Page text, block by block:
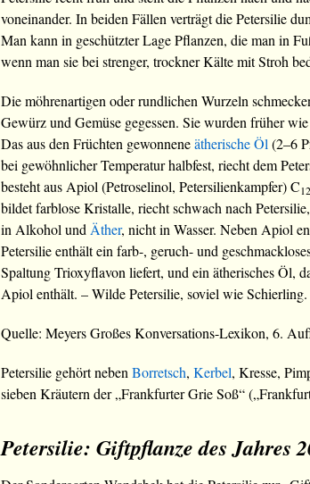
voneinander. In beiden Fällen verträgt die Petersilie
Man kann in geschützter Lage Pflanzen, die man in
wenn man sie bei strenger, trockner Kälte mit Stroh
Die möhrenartigen oder rundlichen Wurzeln
Gewürz und Gemüse gegessen. Sie wurden früher
Das aus den Früchten gewonneneätherische Öl (2–6
bei gewöhnlicher Temperatur halbfest, riecht dem
besteht aus Apiol (Petroselinol, Petersilienkampfer) C12
bildet farblose Kristalle, riecht schwach nach
in Alkohol und Äther, nicht in Wasser. Neben Apiol
Petersilie enthält ein farb-, geruch- und
Spaltung Trioxyflavon liefert, und ein ätherisches Öl,
Apiol enthält. – Wilde Petersilie, soviel wie Schierling.
Quelle: Meyers Großes Konversations-Lexikon, 6.
Petersilie gehört neben Borretsch, Kerbel, Kresse,
sieben Kräutern der „Frankfurter Grie Soß“
Petersilie: Giftpflanze des Jahres